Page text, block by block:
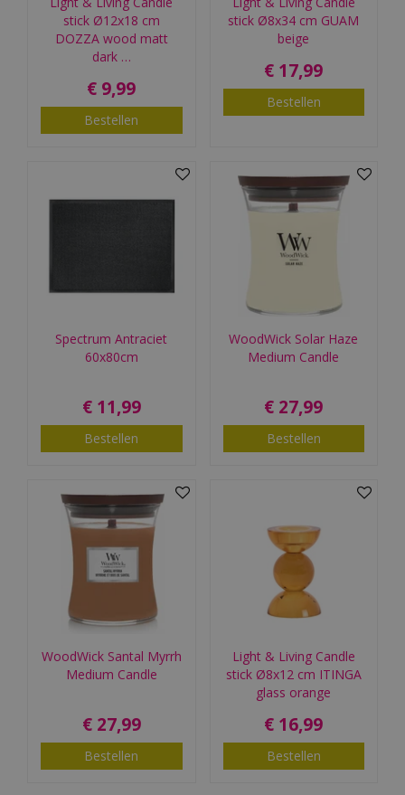
stick Ø12x18 cm
DOZZA wood matt
dark …
€ 9,99
Bestellen
stick Ø8x34 cm GUAM
beige
€ 17,99
Bestellen
Spectrum Antraciet
60x80cm
€ 11,99
Bestellen
WoodWick Solar Haze
Medium Candle
€ 27,99
Bestellen
WoodWick Santal Myrrh
Medium Candle
€ 27,99
Bestellen
Light & Living Candle
stick Ø8x12 cm ITINGA
glass orange
€ 16,99
Bestellen